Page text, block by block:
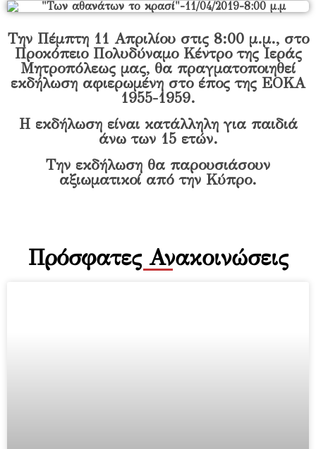
Την Πέμπτη 11 Απριλίου στις 8:00 μ.μ., στο
Προκόπειο Πολυδύναμο Κέντρο της Ιεράς
Μητροπόλεως μας, θα πραγματοποιηθεί
εκδήλωση αφιερωμένη στο έπος της ΕΟΚΑ
1955-1959.
Η εκδήλωση είναι κατάλληλη για παιδιά
άνω των 15 ετών.
Την εκδήλωση θα παρουσιάσουν
αξιωματικοί από την Κύπρο.
Πρόσφατες Ανακοινώσεις